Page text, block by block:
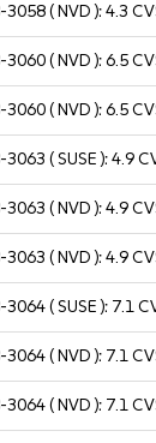
3058( NVD ):4.3
3060( NVD ):6.5
3060( NVD ):6.5
3063 ( SUSE ):4.9
3063 ( NVD ):4.9
3063 ( NVD ):4.9
3064( SUSE ): 7.1
3064( NVD ): 7.1
3064( NVD ): 7.1